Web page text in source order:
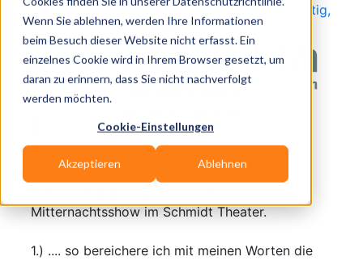
Wenn Sie ablehnen, werden Ihre Informationen
beim Besuch dieser Website nicht erfasst. Ein
einzelnes Cookie wird in Ihrem Browser gesetzt, um
daran zu erinnern, dass Sie nicht nachverfolgt
werden möchten.
Cookie-Einstellungen
Akzeptieren Ablehnen
zurück zum Themen Special Auf die Worte, fertig,
los!
Moderator Mick M
Seit 22 Jahren bin ich der Ansagemann der
beliebten Ducksteinfestivals .....und diversen
Mitternachtsshow im Schmidt Theater.
1.) .... so bereichere ich mit meinen Worten die